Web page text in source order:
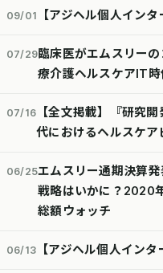
09/01 【アジヘル個人イン
07/29臨床医がエムスリー
療介護ヘルスケアIT
07/16
【全文掲載】『研究
代におけるヘルスケア
06/25エムスリー通期決算
戦略はいかに？2020
総額ウォッチ
06/13 【アジヘル個人イン